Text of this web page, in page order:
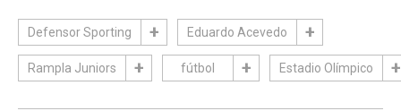
Defensor Sporting Eduardo Acevedo
Rampla Juniors fútbol Estadio Olímpico